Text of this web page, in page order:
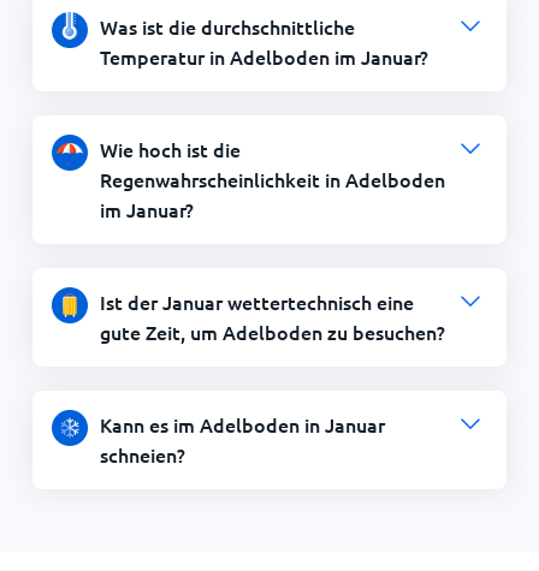
Was ist die durchschnittliche
Temperatur in Adelboden im Januar?
Wie hoch ist die
Regenwahrscheinlichkeit in Adelboden
im Januar?
Ist der Januar wettertechnisch eine
gute Zeit, um Adelboden zu besuchen?
Kann es im Adelboden in Januar
schneien?